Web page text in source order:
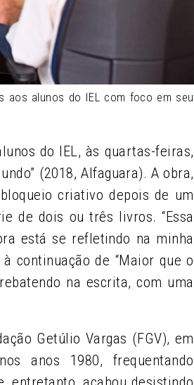
aos alunos do IEL com foco em seu
do IEL, às quartas-feiras,
(2018, Alfaguara). A obra,
criativo depois de um
de dois ou três livros. “Essa
está se refletindo na minha
continuação de “Maior que o
na escrita, com uma
Getúlio Vargas (FGV), em
anos 1980, frequentando